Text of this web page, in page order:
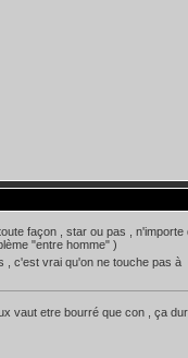
façon , star ou pas ,
"entre homme" )
, c'est vrai qu'on ne touche pas
vaut etre bourré que con , ça